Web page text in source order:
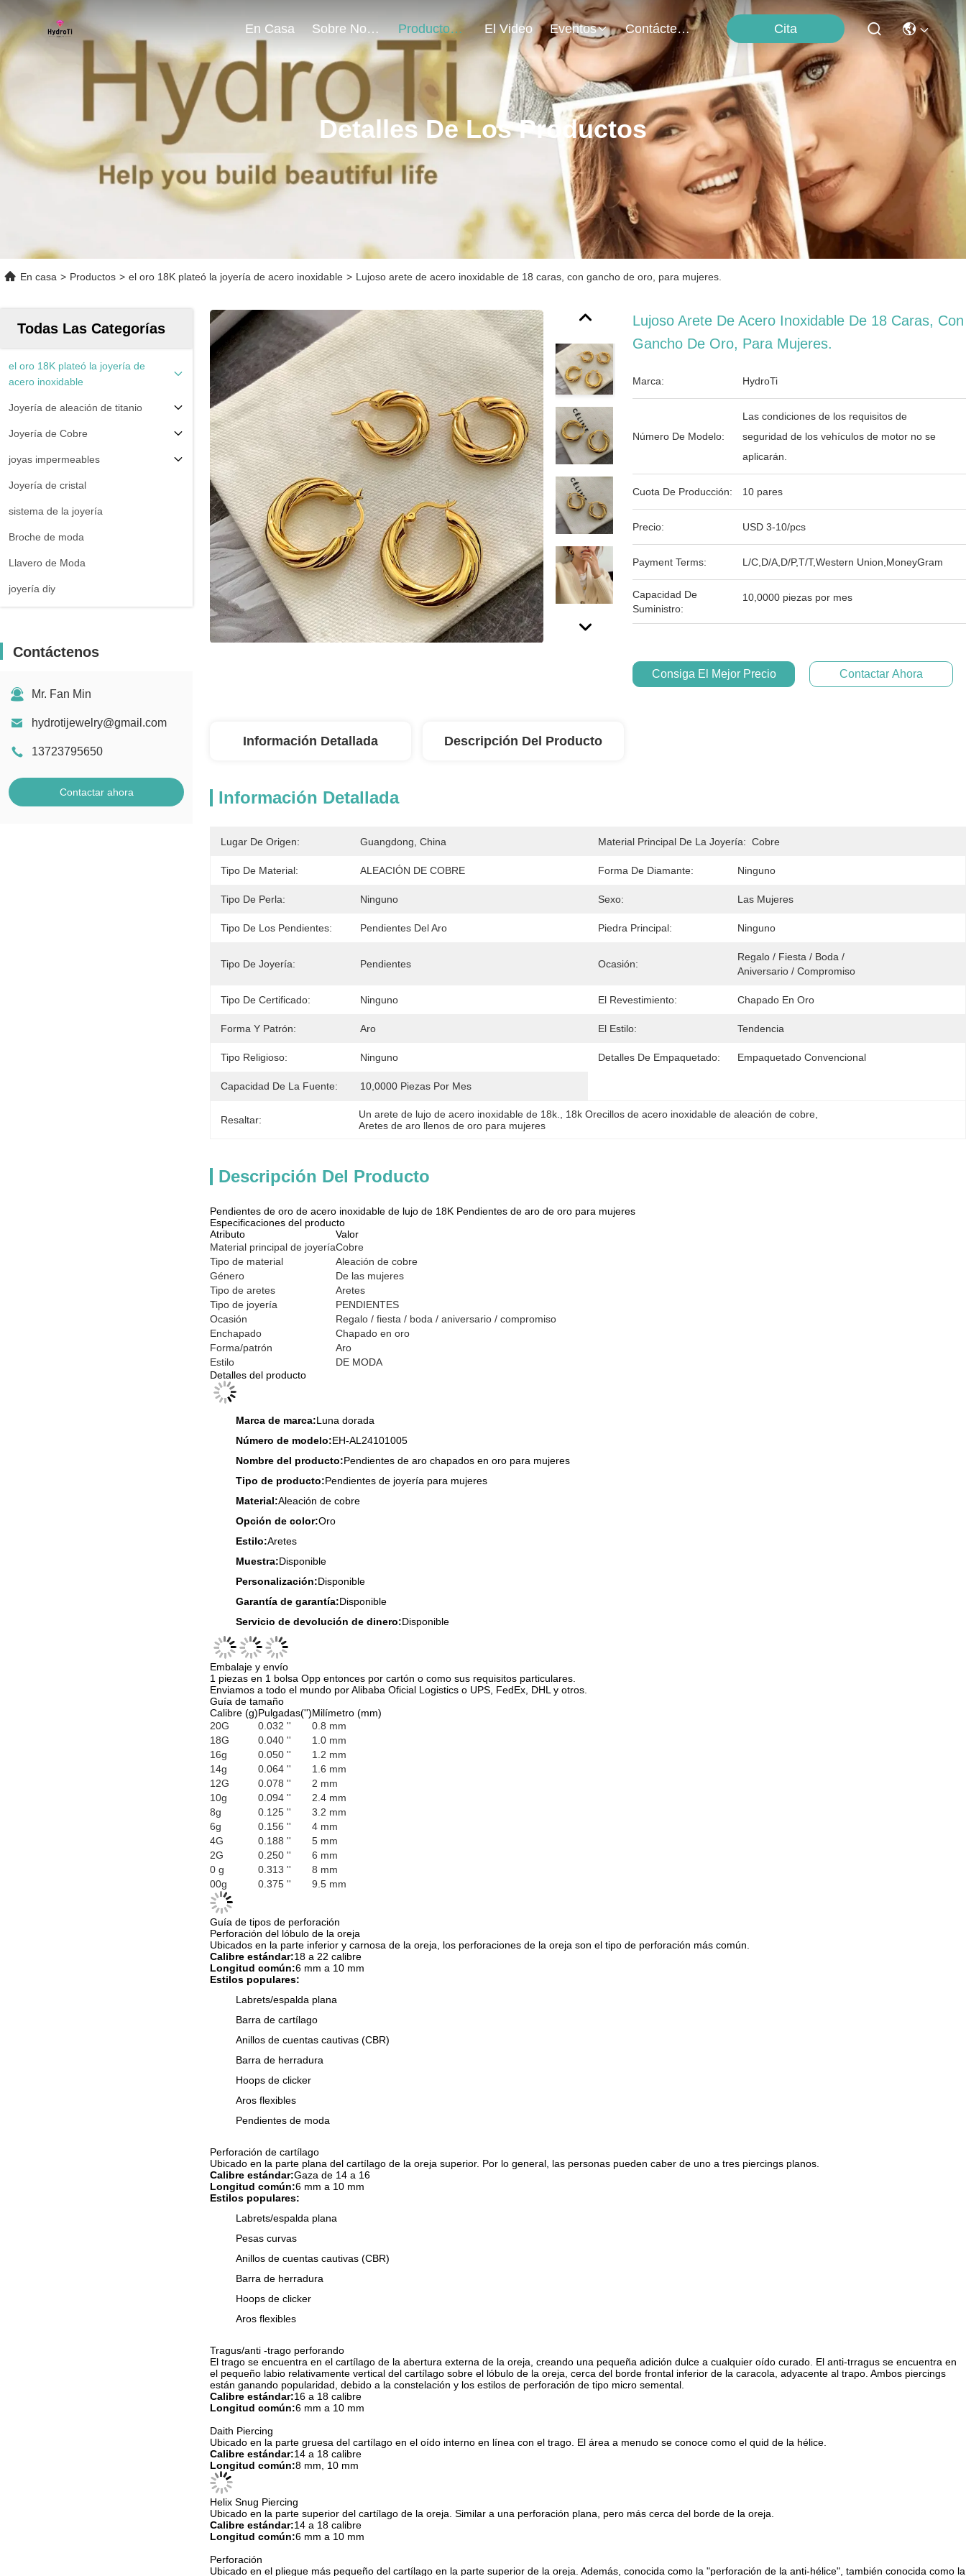
En Casa Sobre Nosotros Productos El Video Eventos Contáctenos Cita
Detalles De Los Productos
En casa > Productos > el oro 18K plateó la joyería de acero inoxidable > Lujoso arete de acero inoxidable de 18 caras, con gancho de oro, para mujeres.
Todas Las Categorías
el oro 18K plateó la joyería de
acero inoxidable
Joyería de aleación de titanio
Joyería de Cobre
joyas impermeables
Joyería de cristal
sistema de la joyería
Broche de moda
Llavero de Moda
joyería diy
Contáctenos
Mr. Fan Min
hydrotijewelry@gmail.com
13723795650
Contactar ahora
Lujoso Arete De Acero Inoxidable De 18 Caras, Con
Gancho De Oro, Para Mujeres.
Marca: HydroTi
Número De Modelo:
Las condiciones de los requisitos de
seguridad de los vehículos de motor no se
aplicarán.
Cuota De Producción: 10 pares
Precio: USD 3-10/pcs
Payment Terms: L/C,D/A,D/P,T/T,Western Union,MoneyGram
Capacidad De
Suministro:
10,0000 piezas por mes
Consiga El Mejor Precio Contactar Ahora
Información Detallada Descripción Del Producto
Información Detallada
Lugar De Origen: Guangdong, China Material Principal De La Joyería: Cobre
Tipo De Material: ALEACIÓN DE COBRE Forma De Diamante: Ninguno
Tipo De Perla: Ninguno Sexo: Las Mujeres
Tipo De Los Pendientes: Pendientes Del Aro Piedra Principal: Ninguno
Tipo De Joyería: Pendientes Ocasión:
Regalo / Fiesta / Boda /
Aniversario / Compromiso
Tipo De Certificado: Ninguno El Revestimiento: Chapado En Oro
Forma Y Patrón: Aro El Estilo: Tendencia
Tipo Religioso: Ninguno Detalles De Empaquetado: Empaquetado Convencional
Capacidad De La Fuente: 10,0000 Piezas Por Mes
Resaltar: Un arete de lujo de acero inoxidable de 18k. 18k Orecillos de acero inoxidable de aleación de cobre
Aretes de aro llenos de oro para mujeres
Descripción Del Producto
Pendientes de oro de acero inoxidable de lujo de 18K Pendientes de aro de oro para mujeres
Especificaciones del producto
Atributo
Valor
Material principal de joyeríaCobre
Tipo de material
Aleación de cobre
Género
De las mujeres
Tipo de aretes
Aretes
Tipo de joyería
PENDIENTES
Ocasión
Regalo / fiesta / boda / aniversario / compromiso
Enchapado
Chapado en oro
Forma/patrón
Aro
Estilo
DE MODA
Detalles del producto
Marca de marca:Luna dorada
Número de modelo:EH-AL24101005
Nombre del producto:Pendientes de aro chapados en oro para mujeres
Tipo de producto:Pendientes de joyería para mujeres
Material:Aleación de cobre
Opción de color:Oro
Estilo:Aretes
Muestra:Disponible
Personalización:Disponible
Garantía de garantía:Disponible
Servicio de devolución de dinero:Disponible
Embalaje y envío
1 piezas en 1 bolsa Opp entonces por cartón o como sus requisitos particulares.
Enviamos a todo el mundo por Alibaba Oficial Logistics o UPS, FedEx, DHL y otros.
Guía de tamaño
Calibre (g)Pulgadas('')Milímetro (mm)
20G
0.032 ''
0.8 mm
18G
0.040 ''
1.0 mm
16g
0.050 ''
1.2 mm
14g
0.064 ''
1.6 mm
12G
0.078 ''
2 mm
10g
0.094 ''
2.4 mm
8g
0.125 ''
3.2 mm
6g
0.156 ''
4 mm
4G
0.188 ''
5 mm
2G
0.250 ''
6 mm
0 g
0.313 ''
8 mm
00g
0.375 '' 9.5 mm
Guía de tipos de perforación
Perforación del lóbulo de la oreja
Ubicados en la parte inferior y carnosa de la oreja, los perforaciones de la oreja son el tipo de perforación más común.
Calibre estándar:18 a 22 calibre
Longitud común:6 mm a 10 mm
Estilos populares:
Labrets/espalda plana
Barra de cartílago
Anillos de cuentas cautivas (CBR)
Barra de herradura
Hoops de clicker
Aros flexibles
Pendientes de moda
Perforación de cartílago
Ubicado en la parte plana del cartílago de la oreja superior. Por lo general, las personas pueden caber de uno a tres piercings planos.
Calibre estándar:Gaza de 14 a 16
Longitud común:6 mm a 10 mm
Estilos populares:
Labrets/espalda plana
Pesas curvas
Anillos de cuentas cautivas (CBR)
Barra de herradura
Hoops de clicker
Aros flexibles
Tragus/anti -trago perforando
El trago se encuentra en el cartílago de la abertura externa de la oreja, creando una pequeña adición dulce a cualquier oído curado. El anti-trragus se encuentra en
el pequeño labio relativamente vertical del cartílago sobre el lóbulo de la oreja, cerca del borde frontal inferior de la caracola, adyacente al trapo. Ambos piercings
están ganando popularidad, debido a la constelación y los estilos de perforación de tipo micro semental.
Calibre estándar:16 a 18 calibre
Longitud común:6 mm a 10 mm
Daith Piercing
Ubicado en la parte gruesa del cartílago en el oído interno en línea con el trago. El área a menudo se conoce como el quid de la hélice.
Calibre estándar:14 a 18 calibre
Longitud común:8 mm, 10 mm
Helix Snug Piercing
Ubicado en la parte superior del cartílago de la oreja. Similar a una perforación plana, pero más cerca del borde de la oreja.
Calibre estándar:14 a 18 calibre
Longitud común:6 mm a 10 mm
Perforación
Ubicado en el pliegue más pequeño del cartílago en la parte superior de la oreja. Además, conocida como la "perforación de la anti-hélice", también conocida como la